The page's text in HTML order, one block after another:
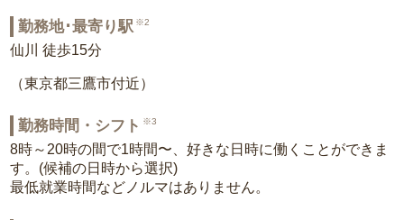
勤務地･最寄り駅 ※2
仙川 徒歩15分
（東京都三鷹市付近）
勤務時間・シフト ※3
8時～20時の間で1時間〜、好きな日時に働くことができま
す。(候補の日時から選択)
最低就業時間などノルマはありません。